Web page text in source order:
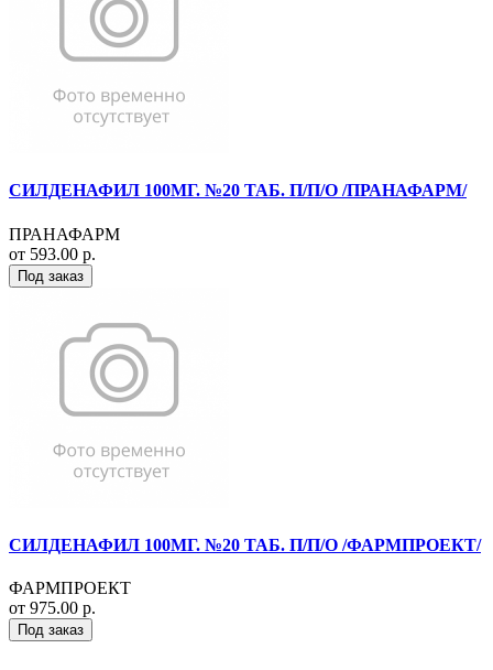
СИЛДЕНАФИЛ 100МГ. №20 ТАБ. П/П/О /ПРАНАФАРМ/
ПРАНАФАРМ
от 593.00 р.
Под заказ
СИЛДЕНАФИЛ 100МГ. №20 ТАБ. П/П/О /ФАРМПРОЕКТ/
ФАРМПРОЕКТ
от 975.00 р.
Под заказ